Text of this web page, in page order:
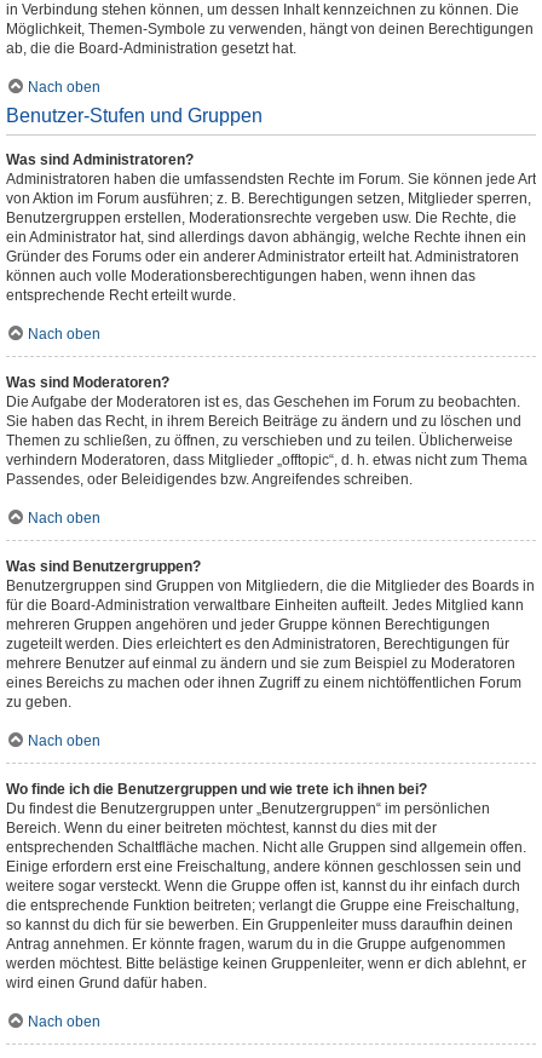
in Verbindung stehen können, um dessen Inhalt kennzeichnen zu können. Die
Möglichkeit, Themen-Symbole zu verwenden, hängt von deinen Berechtigungen
ab, die die Board-Administration gesetzt hat.
Nach oben
Benutzer-Stufen und Gruppen
Was sind Administratoren?
Administratoren haben die umfassendsten Rechte im Forum. Sie können jede Art
von Aktion im Forum ausführen; z. B. Berechtigungen setzen, Mitglieder sperren,
Benutzergruppen erstellen, Moderationsrechte vergeben usw. Die Rechte, die
ein Administrator hat, sind allerdings davon abhängig, welche Rechte ihnen ein
Gründer des Forums oder ein anderer Administrator erteilt hat. Administratoren
können auch volle Moderationsberechtigungen haben, wenn ihnen das
entsprechende Recht erteilt wurde.
Nach oben
Was sind Moderatoren?
Die Aufgabe der Moderatoren ist es, das Geschehen im Forum zu beobachten.
Sie haben das Recht, in ihrem Bereich Beiträge zu ändern und zu löschen und
Themen zu schließen, zu öffnen, zu verschieben und zu teilen. Üblicherweise
verhindern Moderatoren, dass Mitglieder „offtopic“, d. h. etwas nicht zum Thema
Passendes, oder Beleidigendes bzw. Angreifendes schreiben.
Nach oben
Was sind Benutzergruppen?
Benutzergruppen sind Gruppen von Mitgliedern, die die Mitglieder des Boards in
für die Board-Administration verwaltbare Einheiten aufteilt. Jedes Mitglied kann
mehreren Gruppen angehören und jeder Gruppe können Berechtigungen
zugeteilt werden. Dies erleichtert es den Administratoren, Berechtigungen für
mehrere Benutzer auf einmal zu ändern und sie zum Beispiel zu Moderatoren
eines Bereichs zu machen oder ihnen Zugriff zu einem nichtöffentlichen Forum
zu geben.
Nach oben
Wo finde ich die Benutzergruppen und wie trete ich ihnen bei?
Du findest die Benutzergruppen unter „Benutzergruppen“ im persönlichen
Bereich. Wenn du einer beitreten möchtest, kannst du dies mit der
entsprechenden Schaltfläche machen. Nicht alle Gruppen sind allgemein offen.
Einige erfordern erst eine Freischaltung, andere können geschlossen sein und
weitere sogar versteckt. Wenn die Gruppe offen ist, kannst du ihr einfach durch
die entsprechende Funktion beitreten; verlangt die Gruppe eine Freischaltung,
so kannst du dich für sie bewerben. Ein Gruppenleiter muss daraufhin deinen
Antrag annehmen. Er könnte fragen, warum du in die Gruppe aufgenommen
werden möchtest. Bitte belästige keinen Gruppenleiter, wenn er dich ablehnt, er
wird einen Grund dafür haben.
Nach oben